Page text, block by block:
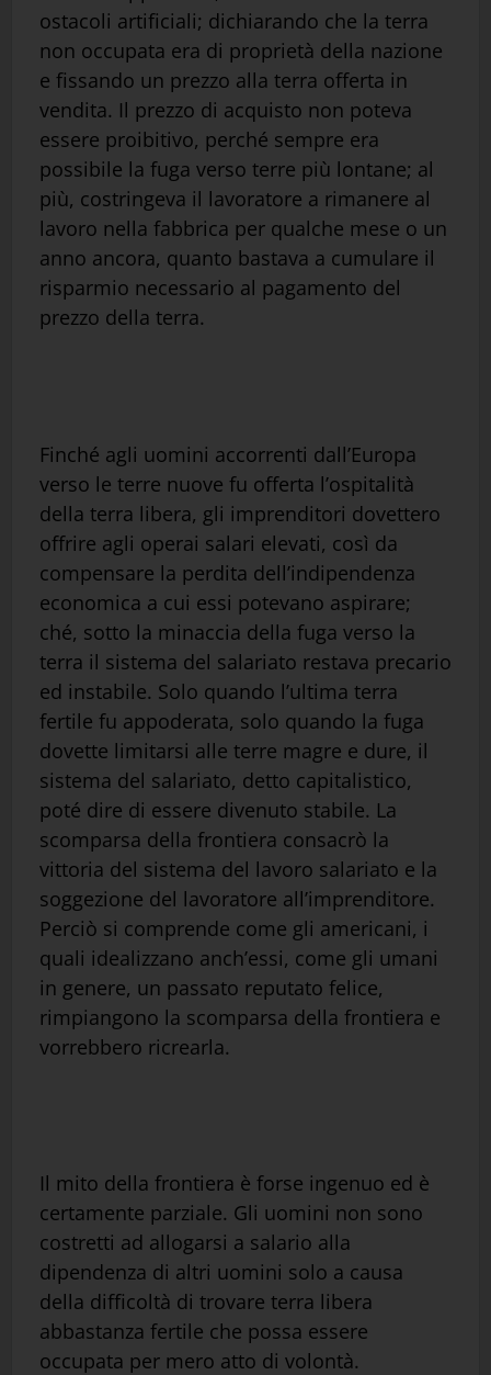
ostacoli artificiali; dichiarando che la terra
non occupata era di proprietà della nazione
e fissando un prezzo alla terra offerta in
vendita. Il prezzo di acquisto non poteva
essere proibitivo, perché sempre era
possibile la fuga verso terre più lontane; al
più, costringeva il lavoratore a rimanere al
lavoro nella fabbrica per qualche mese o un
anno ancora, quanto bastava a cumulare il
risparmio necessario al pagamento del
prezzo della terra.
Finché agli uomini accorrenti dall’Europa
verso le terre nuove fu offerta l’ospitalità
della terra libera, gli imprenditori dovettero
offrire agli operai salari elevati, così da
compensare la perdita dell’indipendenza
economica a cui essi potevano aspirare;
ché, sotto la minaccia della fuga verso la
terra il sistema del salariato restava precario
ed instabile. Solo quando l’ultima terra
fertile fu appoderata, solo quando la fuga
dovette limitarsi alle terre magre e dure, il
sistema del salariato, detto capitalistico,
poté dire di essere divenuto stabile. La
scomparsa della frontiera consacrò la
vittoria del sistema del lavoro salariato e la
soggezione del lavoratore all’imprenditore.
Perciò si comprende come gli americani, i
quali idealizzano anch’essi, come gli umani
in genere, un passato reputato felice,
rimpiangono la scomparsa della frontiera e
vorrebbero ricrearla.
Il mito della frontiera è forse ingenuo ed è
certamente parziale. Gli uomini non sono
costretti ad allogarsi a salario alla
dipendenza di altri uomini solo a causa
della difficoltà di trovare terra libera
abbastanza fertile che possa essere
occupata per mero atto di volontà.